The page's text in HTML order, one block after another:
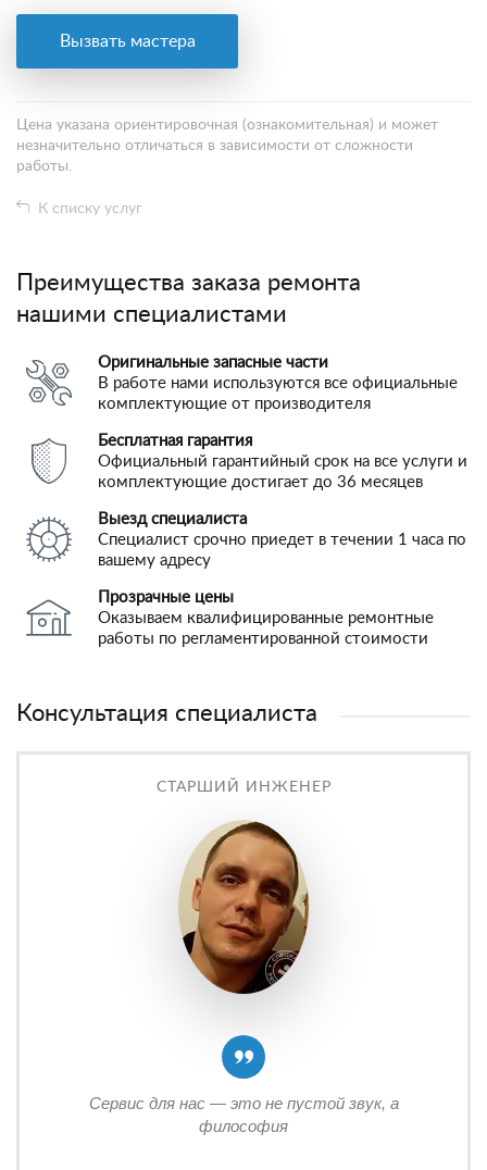
Вызвать мастера
Цена указана ориентировочная (ознакомительная) и может
незначительно отличаться в зависимости от сложности
работы.
К списку услуг
Преимущества заказа ремонта
нашими специалистами
Оригинальные запасные части
В работе нами используются все официальные
комплектующие от производителя
Бесплатная гарантия
Официальный гарантийный срок на все услуги и
комплектующие достигает до 36 месяцев
Выезд специалиста
Специалист срочно приедет в течении 1 часа по
вашему адресу
Прозрачные цены
Оказываем квалифицированные ремонтные
работы по регламентированной стоимости
Консультация специалиста
СТАРШИЙ ИНЖЕНЕР
Сервис для нас — это не пустой звук, а
философия